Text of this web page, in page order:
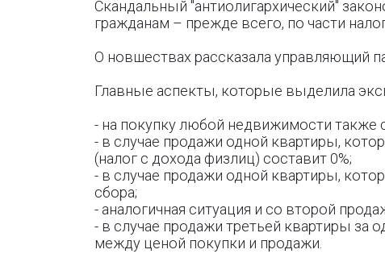
Скандальный "антиолигархический"
гражданам – прежде всего, по части
О новшествах рассказала управляющий
Главные аспекты, которые выделила
- на покупку любой недвижимости также
- в случае продажи одной квартиры,
(налог с дохода физлиц) составит 0%;
- в случае продажи одной квартиры,
сбора;
- аналогичная ситуация и со второй
- в случае продажи третьей квартиры за
между ценой покупки и продажи.